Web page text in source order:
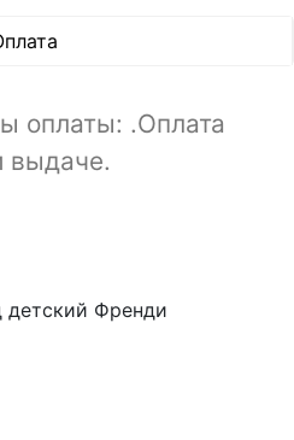
оплаты: .Оплата
выдаче.